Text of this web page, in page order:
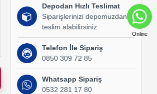
Depodan Hızlı Teslimat
Siparişlerinizi depomuzdan
teslim alabilirsiniz
Telefon İle Sipariş
0850 309 72 85
Whatsapp Sipariş
0532 281 17 80
Online